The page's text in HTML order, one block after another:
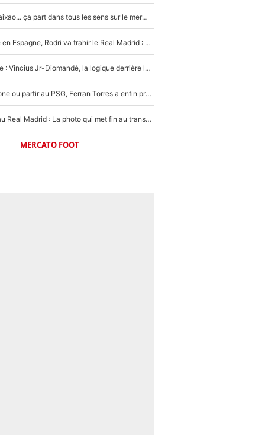
Medina, Rulli, Paixao... ça part dans tous les sens sur le mercato de l'OM : Frank McCourt va enfin récupérer l'argent qu'il attend ?
Coup de théâtre en Espagne, Rodri va trahir le Real Madrid : Le Ballon d'Or a choisi de signer au FC Barcelone !
Mercato Analyse : Vincius Jr-Diomandé, la logique derrière la concordance des temps
Rester à Barcelone ou partir au PSG, Ferran Torres a enfin pris sa décision : La course contre la montre est lancée !
Yan Diomandé au Real Madrid : La photo qui met fin au transfert de l’été !
MERCATO FOOT